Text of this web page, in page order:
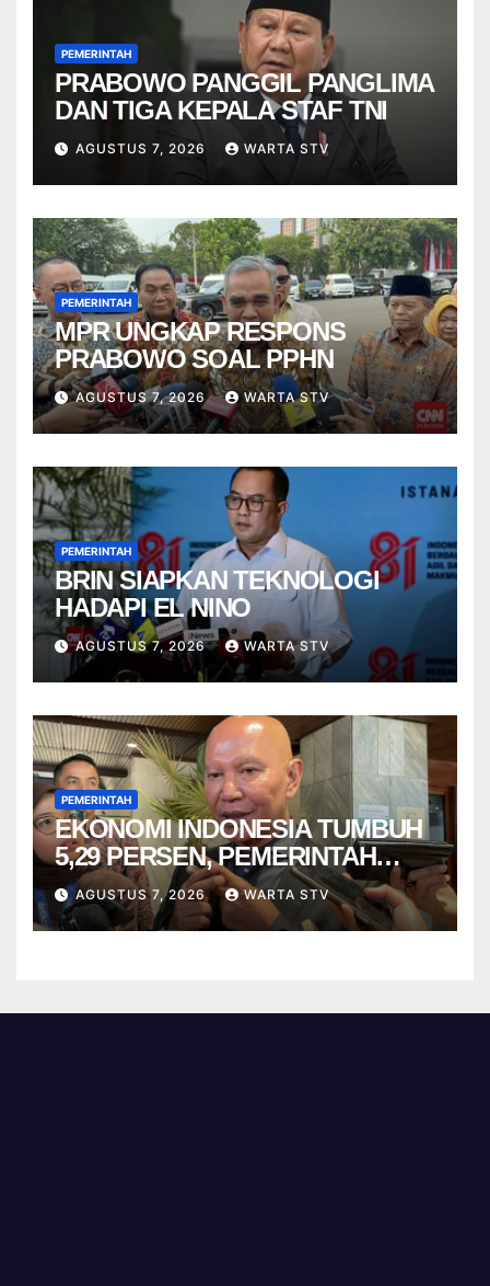
PEMERINTAH
PRABOWO PANGGIL PANGLIMA
DAN TIGA KEPALA STAF TNI
AGUSTUS 7, 2026 WARTA STV
PEMERINTAH
MPR UNGKAP RESPONS
PRABOWO SOAL PPHN
AGUSTUS 7, 2026 WARTA STV
PEMERINTAH
BRIN SIAPKAN TEKNOLOGI
HADAPI EL NINO
AGUSTUS 7, 2026 WARTA STV
PEMERINTAH
EKONOMI INDONESIA TUMBUH
5,29 PERSEN, PEMERINTAH
DIMINTA TAK CEPAT PUAS
AGUSTUS 7, 2026 WARTA STV